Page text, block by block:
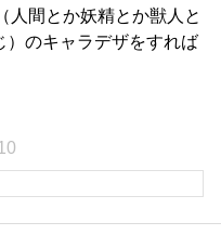
人間とか妖精とか獣人と
）のキャラデザをすれば